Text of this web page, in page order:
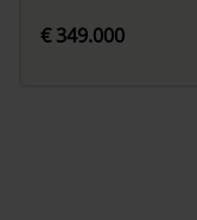
€ 349.000